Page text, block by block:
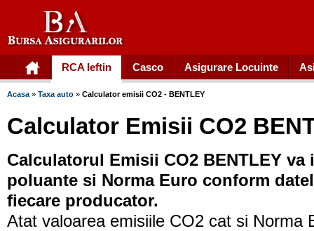
RCA Ieftin Casco Asigurare Locuinte
Acasa » Taxa auto » Calculator emisii CO2 - BENTLEY
Calculator Emisii CO2
Calculatorul Emisii CO2 BENTLEY
poluante si Norma Euro conform
fiecare producator.
Atat valoarea emisiile CO2 cat si Norma